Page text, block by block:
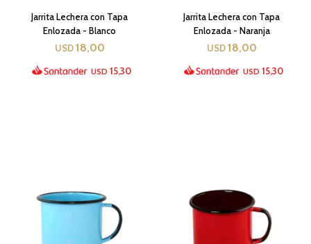
Jarrita Lechera con Tapa
Enlozada - Blanco
USD 18,00
USD 15,30
Jarrita Lechera con Tapa
Enlozada - Naranja
USD 18,00
USD 15,30